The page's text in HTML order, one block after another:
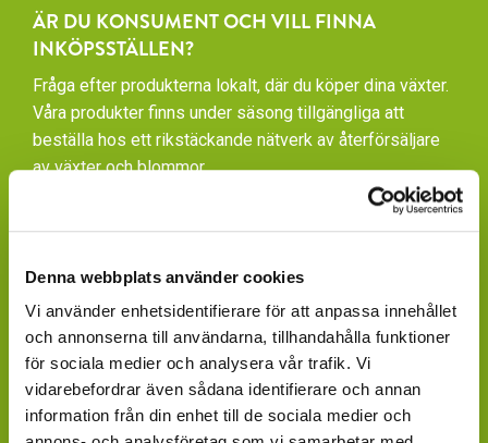
Denna webbplats använder cookies
Vi använder enhetsidentifierare för att anpassa innehållet
och annonserna till användarna, tillhandahålla funktioner
för sociala medier och analysera vår trafik. Vi
vidarebefordrar även sådana identifierare och annan
information från din enhet till de sociala medier och
ÄR DU KONSUMENT OCH VILL FINNA
INKÖPSSTÄLLEN?
Fråga efter produkterna lokalt, där du köper dina växter.
Våra produkter finns under säsong tillgängliga att
beställa hos ett rikstäckande nätverk av återförsäljare
av växter och blommor.
GARDENCENTER: Blomsterlandet, Granngården,
Hornbach, Plantagen, Bauhaus, Bogrönt och många
LIVSMEDELSBUTIKER: Dagligvaruhandelskedjorna
tillhandahåller ett begränsat utbud.
BLOMSTERBUTIKER: Blomster- och Livsstilsbutiker
presenterar ett personligt utbud och kan beställa hem
på din förfrågan.